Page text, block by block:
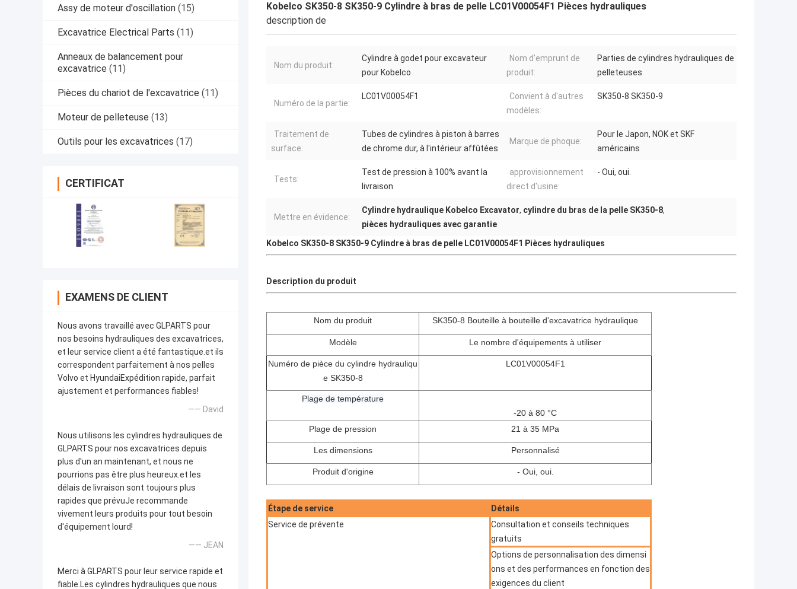
Assy de moteur d'oscillation (15)
Excavatrice Electrical Parts (11)
Anneaux de balancement pour
excavatrice (11)
Pièces du chariot de l'excavatrice (11)
Moteur de pelleteuse (13)
Outils pour les excavatrices (17)
CERTIFICAT
EXAMENS DE CLIENT
Nous avons travaillé avec GLPARTS pour
nos besoins hydrauliques des excavatrices,
et leur service client a été fantastique.et ils
correspondent parfaitement à nos pelles
Volvo et HyundaiExpédition rapide, parfait
ajustement et performances fiables!
—— David
Nous utilisons les cylindres hydrauliques de
GLPARTS pour nos excavatrices depuis
plus d'un an maintenant, et nous ne
pourrions pas être plus heureux.et les
délais de livraison sont toujours plus
rapides que prévuJe recommande
vivement leurs produits pour tout besoin
d'équipement lourd!
—— JEAN
Merci à GLPARTS pour leur service rapide et
fiable.Les cylindres hydrauliques que nous
Kobelco SK350-8 SK350-9 Cylindre à bras de pelle LC01V00054F1 Pièces hydrauliques
description de
Nom du produit:
Cylindre à godet pour excavateur
pour Kobelco
Nom d'emprunt de
produit:
Parties de cylindres hydrauliques de
pelleteuses
Numéro de la partie:
LC01V00054F1
Convient à d'autres
modèles:
SK350-8 SK350-9
Traitement de
surface:
Tubes de cylindres à piston à barres
de chrome dur, à l'intérieur affûtées
Marque de phoque:
Pour le Japon, NOK et SKF
américains
Tests:
Test de pression à 100% avant la
livraison
approvisionnement
direct d'usine:
- Oui, oui.
Mettre en évidence:
Cylindre hydraulique Kobelco Excavator, cylindre du bras de la pelle SK350-8,
pièces hydrauliques avec garantie
Kobelco SK350-8 SK350-9 Cylindre à bras de pelle LC01V00054F1 Pièces hydrauliques
Description du produit
Nom du produit SK350-8 Bouteille à bouteille d'excavatrice hydraulique
Modèle Le nombre d'équipements à utiliser
Numéro de pièce du cylindre hydrauliqu
e SK350-8
LC01V00054F1
Plage de température
-20 à 80 °C
Plage de pression
21 à 35 MPa
Les dimensions Personnalisé
Produit d'origine - Oui, oui.
Étape de service
Détails
Service de prévente
Consultation et conseils techniques
gratuits
Options de personnalisation des dimensi
ons et des performances en fonction des
exigences du client